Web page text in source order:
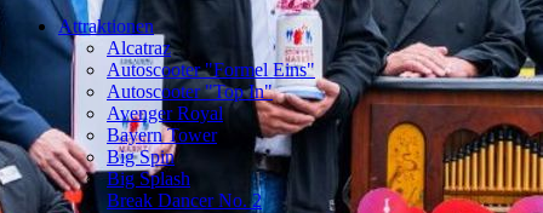
Attraktionen
Alcatraz
Autoscooter "Formel Eins"
Autoscooter "Top In"
Avenger Royal
Bayern Tower
Big Spin
Big Splash
Break Dancer No. 2